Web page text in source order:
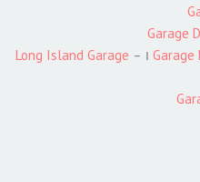
Garage
Garage ו – Long Island Garage